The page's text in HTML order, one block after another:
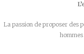
La passion de proposer des
hommes